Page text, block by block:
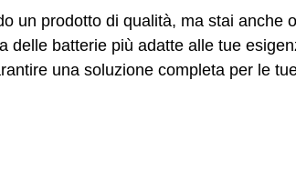
un prodotto di qualità, ma stai anche
batterie più adatte alle tue
una soluzione completa per le